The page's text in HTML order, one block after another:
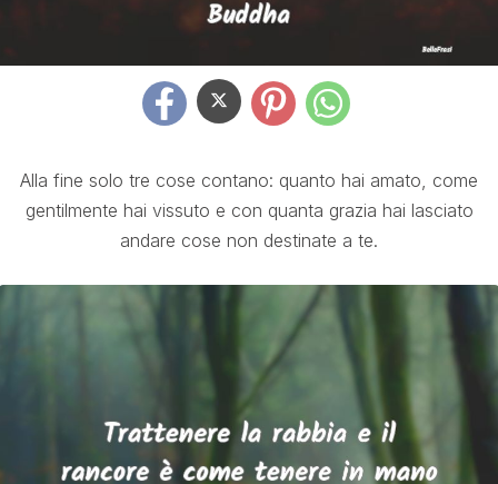
Alla fine solo tre cose contano: quanto hai amato, come
gentilmente hai vissuto e con quanta grazia hai lasciato
andare cose non destinate a te.